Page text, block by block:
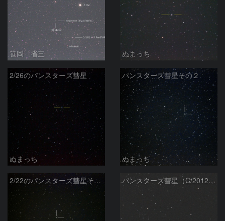
笹岡 省三 ぬまっち
2/26のパンスターズ彗星
ぬまっち
パンスターズ彗星その２
ぬまっち
2/22のパンスターズ彗星その１ パンスターズ彗星（C/2012K1）（20140201）